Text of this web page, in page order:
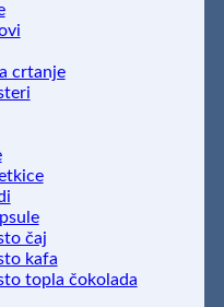
crtanje
čaj
kafa
topla čokolada